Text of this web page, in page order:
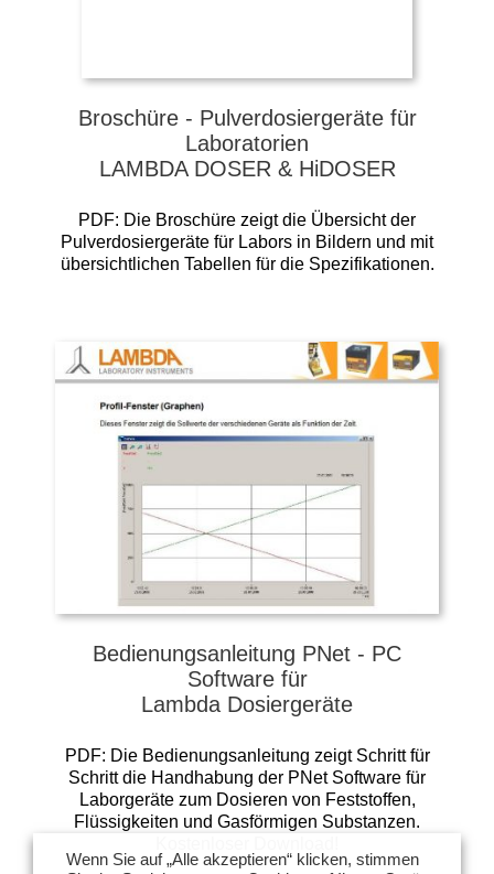
Broschüre - Pulverdosiergeräte für
Laboratorien
LAMBDA DOSER & HiDOSER
PDF: Die Broschüre zeigt die Übersicht der
Pulverdosiergeräte für Labors in Bildern und mit
übersichtlichen Tabellen für die Spezifikationen.
Bedienungsanleitung PNet - PC
Software für
Lambda Dosiergeräte
PDF: Die Bedienungsanleitung zeigt Schritt für
Schritt die Handhabung der PNet Software für
Laborgeräte zum Dosieren von Feststoffen,
Flüssigkeiten und Gasförmigen Substanzen.
Wenn Sie auf „Alle akzeptieren“ klicken, stimmen